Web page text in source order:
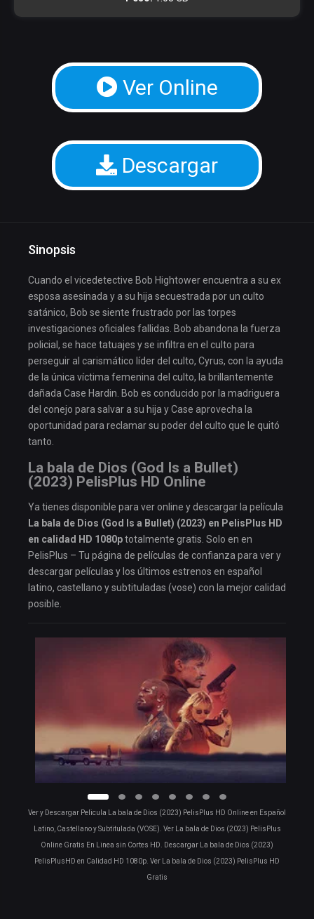
Ver Online
Descargar
Sinopsis
Cuando el vicedetective Bob Hightower encuentra a su ex
esposa asesinada y a su hija secuestrada por un culto
satánico, Bob se siente frustrado por las torpes
investigaciones oficiales fallidas. Bob abandona la fuerza
policial, se hace tatuajes y se infiltra en el culto para
perseguir al carismático líder del culto, Cyrus, con la ayuda
de la única víctima femenina del culto, la brillantemente
dañada Case Hardin. Bob es conducido por la madriguera
del conejo para salvar a su hija y Case aprovecha la
oportunidad para reclamar su poder del culto que le quitó
tanto.
La bala de Dios (God Is a Bullet)
(2023) PelisPlus HD Online
Ya tienes disponible para ver online y descargar la película
La bala de Dios (God Is a Bullet) (2023) en PelisPlus HD
en calidad HD 1080ptotalmente gratis. Solo en en
PelisPlus – Tu página de películas de confianza para ver y
descargar películas y los últimos estrenos en español
latino, castellano y subtituladas (vose) con la mejor calidad
posible.
Ver y Descargar Pelicula La bala de Dios (2023) PelisPlus HD Online en Español
Latino, Castellano y Subtitulada (VOSE). Ver La bala de Dios (2023) PelisPlus
Online Gratis En Linea sin Cortes HD. Descargar La bala de Dios (2023)
PelisPlusHD en Calidad HD 1080p. Ver La bala de Dios (2023) PelisPlus HD
Gratis